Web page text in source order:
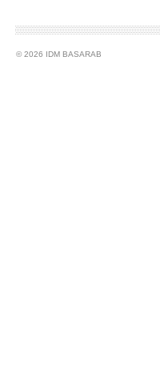
© 2026 IDM BASARAB